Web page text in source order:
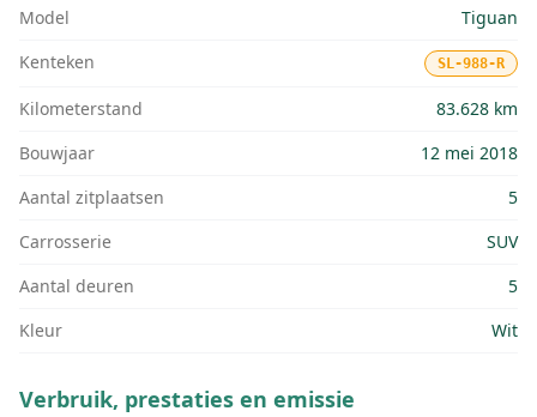
Model
Tiguan
Kenteken
SL-988-R
Kilometerstand
83.628 km
Bouwjaar
12 mei 2018
Aantal zitplaatsen
5
Carrosserie
SUV
Aantal deuren
5
Kleur
Wit
Verbruik, prestaties en emissie